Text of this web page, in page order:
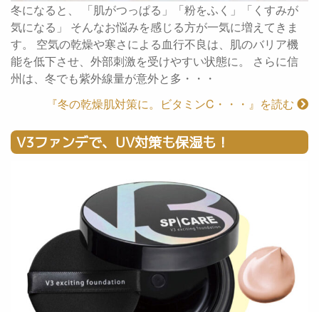
冬になると、 「肌がつっぱる」「粉をふく」「くすみが
気になる」 そんなお悩みを感じる方が一気に増えてきま
す。 空気の乾燥や寒さによる血行不良は、肌のバリア機
能を低下させ、外部刺激を受けやすい状態に。 さらに信
州は、冬でも紫外線量が意外と多・・・
『冬の乾燥肌対策に。ビタミンC・・・』を読む
V3ファンデで、UV対策も保湿も！